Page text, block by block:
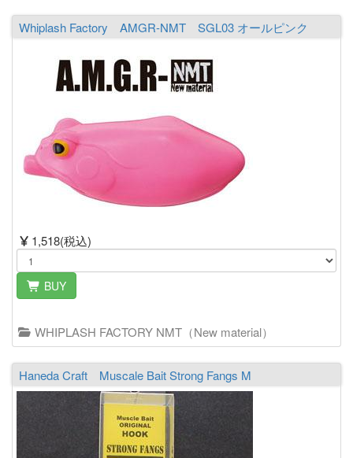
Whiplash Factory AMGR-NMT SGL03 オールピンク
1,518(税込)
BUY
WHIPLASH FACTORY NMT（New material）
Haneda Craft Muscale Bait Strong Fangs M